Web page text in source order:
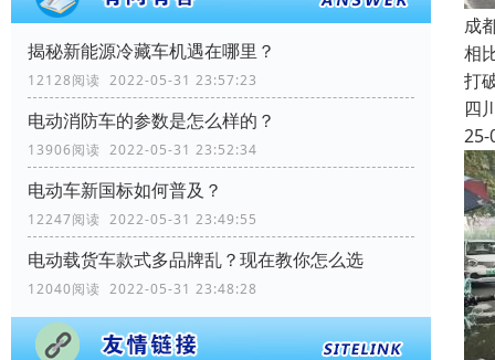
揭秘新能源冷藏车机遇在哪里？
12128阅读 2022-05-31 23:57:23
电动消防车的参数是怎么样的？
13906阅读 2022-05-31 23:52:34
电动车新国标如何普及？
12247阅读 2022-05-31 23:49:55
电动载货车款式多品牌乱？现在教你怎么选
12040阅读 2022-05-31 23:48:28
成
相
打
四
25-